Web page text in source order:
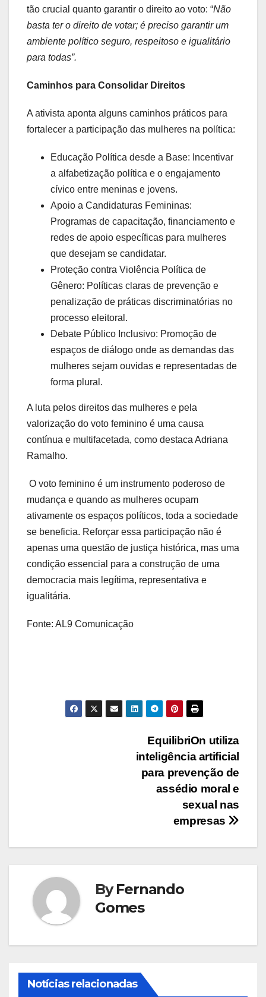
tão crucial quanto garantir o direito ao voto: “Não
basta ter o direito de votar; é preciso garantir um
ambiente político seguro, respeitoso e igualitário
para todas”.
Caminhos para Consolidar Direitos
A ativista aponta alguns caminhos práticos para
fortalecer a participação das mulheres na política:
Educação Política desde a Base: Incentivar
a alfabetização política e o engajamento
cívico entre meninas e jovens.
Apoio a Candidaturas Femininas:
Programas de capacitação, financiamento e
redes de apoio específicas para mulheres
que desejam se candidatar.
Proteção contra Violência Política de
Gênero: Políticas claras de prevenção e
penalização de práticas discriminatórias no
processo eleitoral.
Debate Público Inclusivo: Promoção de
espaços de diálogo onde as demandas das
mulheres sejam ouvidas e representadas de
forma plural.
A luta pelos direitos das mulheres e pela
valorização do voto feminino é uma causa
contínua e multifacetada, como destaca Adriana
Ramalho.
O voto feminino é um instrumento poderoso de
mudança e quando as mulheres ocupam
ativamente os espaços políticos, toda a sociedade
se beneficia. Reforçar essa participação não é
apenas uma questão de justiça histórica, mas uma
condição essencial para a construção de uma
democracia mais legítima, representativa e
igualitária.
Fonte: AL9 Comunicação
EquilibriOn utiliza
inteligência artificial
para prevenção de
assédio moral e
sexual nas
empresas
ByFernando
Gomes
Notícias relacionadas